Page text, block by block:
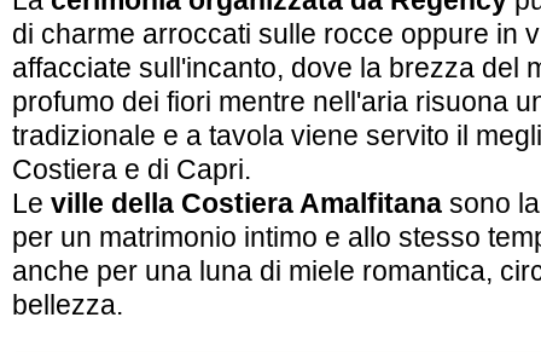
di charme arroccati sulle rocce oppure in
affacciate sull'incanto, dove la brezza del
profumo dei fiori mentre nell'aria risuona
tradizionale e a tavola viene servito il
Costiera e di Capri.
Le ville della Costiera Amalfitana sono
per un matrimonio intimo e allo stesso
anche per una luna di miele romantica,
bellezza.